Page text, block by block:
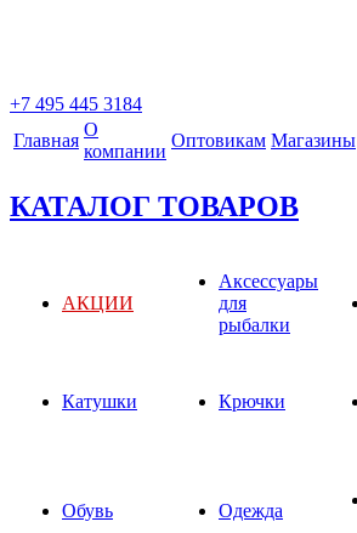
+7 495 445 3184
Главная
О
компании
Оптовикам Магазины
КАТАЛОГ ТОВАРОВ
АКЦИИ
Аксессуары
для
рыбалки
Катушки Крючки
Обувь Одежда